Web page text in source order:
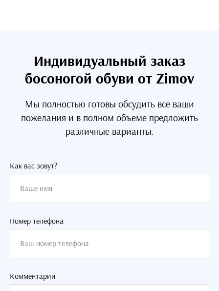
Индивидуальный заказ
босоногой обуви от Zimov
Мы полностью готовы обсудить все ваши
пожелания и в полном объеме предложить
различные варианты.
Как вас зовут?
Номер телефона
Комментарии